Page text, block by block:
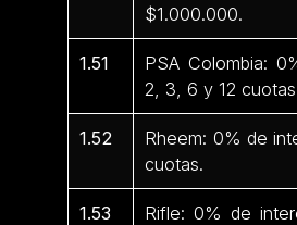
$1.000.000.
1.51
PSA Colombia:
2, 3, 6 y 12
1.52
Rheem: 0% de
cuotas.
1.53
Rifle: 0% de